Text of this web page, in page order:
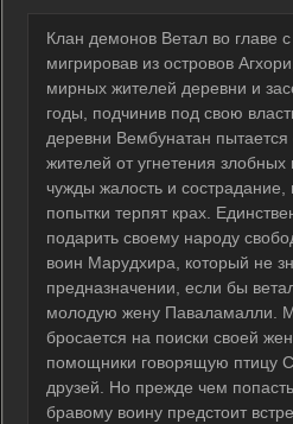
Клан демонов Ветал во главе
мигрировав из островов
мирных жителей деревни и
годы, подчинив под свою
деревни Вембунатан пытается
жителей от угнетения
чужды жалость и сострадание,
попытки терпят крах.
подарить своему народу
воин Марудхира, который не
предназначении, если бы
молодую жену Паваламалли.
бросается на поиски своей
помощники говорящую птицу
друзей. Но прежде чем
бравому воину предстоит